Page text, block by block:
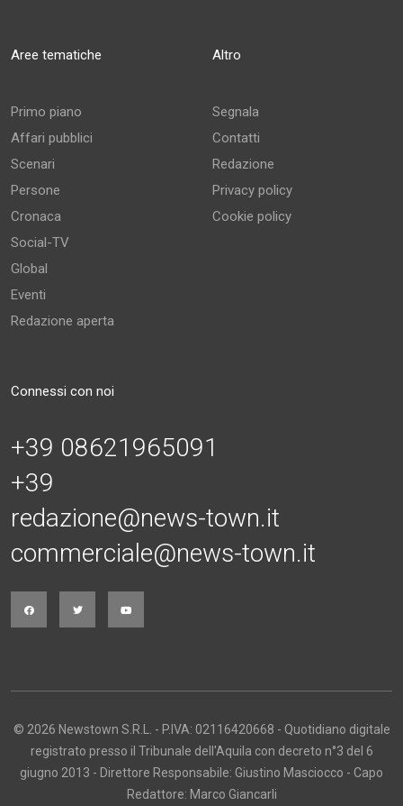
Aree tematiche
Primo piano
Affari pubblici
Scenari
Persone
Cronaca
Social-TV
Global
Eventi
Redazione aperta
Altro
Segnala
Contatti
Redazione
Privacy policy
Cookie policy
Connessi con noi
+39 08621965091
+39
redazione@news-town.it
commerciale@news-town.it
© 2026 Newstown S.R.L. - P.IVA: 02116420668 - Quotidiano digitale
registrato presso il Tribunale dell'Aquila con decreto n°3 del 6
giugno 2013 - Direttore Responsabile: Giustino Masciocco - Capo
Redattore: Marco Giancarli